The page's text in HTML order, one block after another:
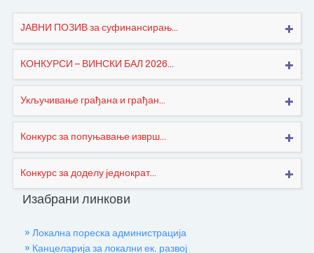
ЈАВНИ ПОЗИВ за суфинансирањ...
КОНКУРСИ – ВИНСКИ БАЛ 2026...
Укључивање грађана и грађан...
Конкурс за попуњавање изврш...
Конкурс за доделу једнократ...
Изабрани линкови
» Локална пореска администрација
» Канцеларија за локални ек. развој